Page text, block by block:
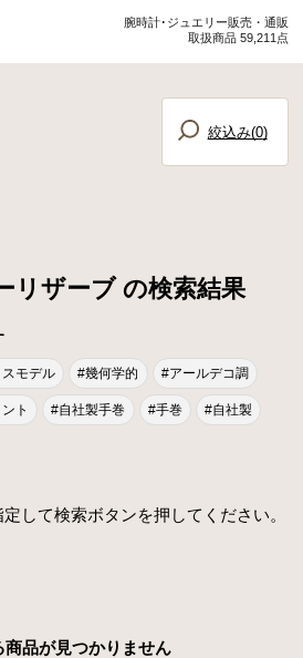
腕時計･ジュエリー販売・通販
取扱商品 59,211点
絞込み(0)
リザーブ の検索結果
モデル #幾何学的 #アールデコ調
ト #自社製手巻 #手巻 #自社製
して検索ボタンを押してください。
商品が見つかりません